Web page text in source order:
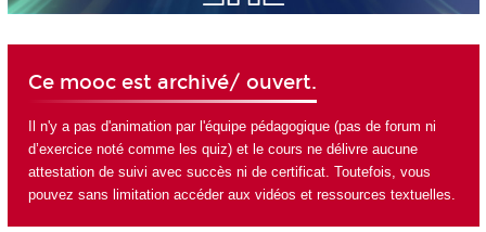
Ce mooc est archivé/ ouvert.
Il n'y a pas d'animation par l'équipe pédagogique (pas de forum ni
d’exercice noté comme les quiz) et le cours ne délivre aucune
attestation de suivi avec succès ni de certificat. Toutefois, vous
pouvez sans limitation accéder aux vidéos et ressources textuelles.